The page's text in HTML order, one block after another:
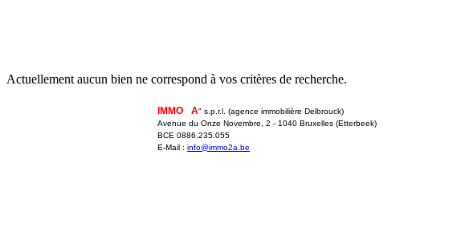
Actuellement aucun bien ne correspond à vos critères de recherche.
IMMO A" s.p.r.l. (agence immobilière Delbrouck)
Avenue du Onze Novembre, 2 - 1040 Bruxelles (Etterbeek)
BCE 0886.235.055
E-Mail : info@immo2a.be